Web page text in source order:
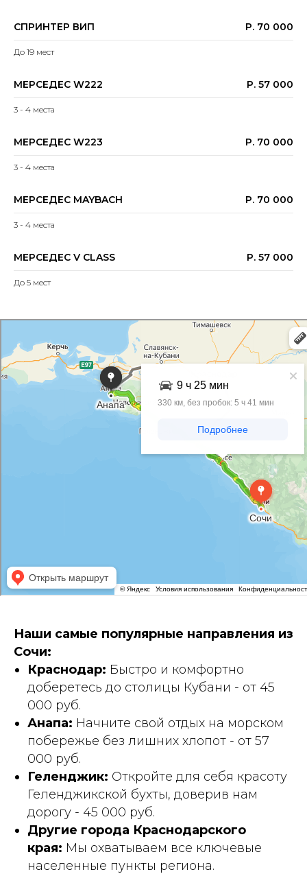
СПРИНТЕР ВИП Р. 70 000
До 19 мест
МЕРСЕДЕС W222 Р. 57 000
3 - 4 места
МЕРСЕДЕС W223 Р. 70 000
3 - 4 места
МЕРСЕДЕС MAYBACH Р. 70 000
3 - 4 места
МЕРСЕДЕС V CLASS Р. 57 000
До 5 мест
Яндекс Карты
Наши самые популярные направления из
Сочи:
Краснодар: Быстро и комфортно
доберетесь до столицы Кубани - от 45
000 руб.
Анапа: Начните свой отдых на морском
побережье без лишних хлопот - от 57
000 руб.
Геленджик: Откройте для себя красоту
Геленджикской бухты, доверив нам
дорогу - 45 000 руб.
Другие города Краснодарского
края: Мы охватываем все ключевые
населенные пункты региона.